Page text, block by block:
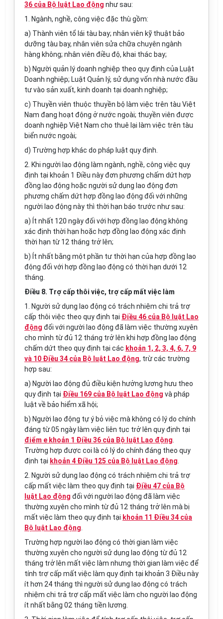
36 của Bộ luật Lao động như sau:
1. Ngành, nghề, công việc đặc thù gồm:
a) Thành viên tổ lái tàu bay; nhân viên kỹ thuật bảo
dưỡng tàu bay, nhân viên sửa chữa chuyên ngành
hàng không; nhân viên điều độ, khai thác bay;
b) Người quản lý doanh nghiệp theo quy định của Luật
Doanh nghiệp; Luật Quản lý, sử dụng vốn nhà nước đầu
tư vào sản xuất, kinh doanh tại doanh nghiệp;
c) Thuyền viên thuộc thuyền bộ làm việc trên tàu Việt
Nam đang hoạt động ở nước ngoài; thuyền viên được
doanh nghiệp Việt Nam cho thuê lại làm việc trên tàu
biển nước ngoài;
d) Trường hợp khác do pháp luật quy định.
2. Khi người lao động làm ngành, nghề, công việc quy
định tại khoản 1 Điều này đơn phương chấm dứt hợp
đồng lao động hoặc người sử dụng lao động đơn
phương chấm dứt hợp đồng lao động đối với những
người lao động này thì thời hạn báo trước như sau:
a) Ít nhất 120 ngày đối với hợp đồng lao động không
xác định thời hạn hoặc hợp đồng lao động xác định
thời hạn từ 12 tháng trở lên;
b) Ít nhất bằng một phần tư thời hạn của hợp đồng lao
động đối với hợp đồng lao động có thời hạn dưới 12
tháng.
Điều 8. Trợ cấp thôi việc, trợ cấp mất việc làm
1. Người sử dụng lao động có trách nhiệm chi trả trợ
cấp thôi việc theo quy định tại Điều 46 của Bộ luật Lao
động đối với người lao động đã làm việc thường xuyên
cho mình từ đủ 12 tháng trở lên khi hợp đồng lao động
chấm dứt theo quy định tại các khoản 1, 2, 3, 4, 6, 7, 9
và 10 Điều 34 của Bộ luật Lao động, trừ các trường
hợp sau:
a) Người lao động đủ điều kiện hưởng lương hưu theo
quy định tại Điều 169 của Bộ luật Lao động và pháp
luật về bảo hiểm xã hội;
b) Người lao động tự ý bỏ việc mà không có lý do chính
đáng từ 05 ngày làm việc liên tục trở lên quy định tại
điểm e khoản 1 Điều 36 của Bộ luật Lao động
Trường hợp được coi là có lý do chính đáng theo quy
định tại khoản 4 Điều 125 của Bộ luật Lao động
2. Người sử dụng lao động có trách nhiệm chi trả trợ
cấp mất việc làm theo quy định tại Điều 47 của Bộ
luật Lao động đối với người lao động đã làm việc
thường xuyên cho mình từ đủ 12 tháng trở lên mà bị
mất việc làm theo quy định tại khoản 11 Điều 34 của
Bộ luật Lao động
Trường hợp người lao động có thời gian làm việc
thường xuyên cho người sử dụng lao động từ đủ 12
tháng trở lên mất việc làm nhưng thời gian làm việc để
tính trợ cấp mất việc làm quy định tại khoản 3 Điều này
ít hơn 24 tháng thì người sử dụng lao động có trách
nhiệm chi trả trợ cấp mất việc làm cho người lao động
ít nhất bằng 02 tháng tiền lương.